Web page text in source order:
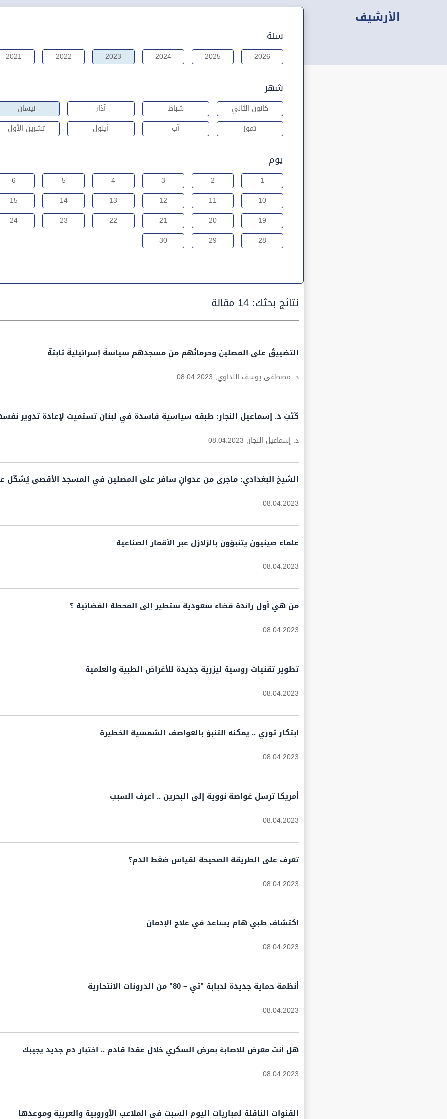
الأرشيف
سنة
2026
2025
2024
2023
2022
2021
شهر
كانون الثاني شباط آذار
نيسان
تموز
آب أيلول تشرين الأول
يوم
1
2
3
4
5
6
10
11
12
13
14
15
19
20
21
22
23
24
28
29
30
نتائج بحثك: 14 مقالة
التضييقُ على المصلين وحرمانُهم من مسجدهم سياسةٌ إسرائيليةٌ ثابتةٌ
د. مصطفى يوسف اللداوي, 08.04.2023
كَتَبَ د. إسماعيل النجار: طبقه سياسية فاسدة في لبنان تستميت لإعادة تدوير
د. إسماعيل النجار, 08.04.2023
الشيخ البغدادي: ماجرى من عدوانٍ سافر على المصلين في المسجد الأقصى يُشكّل
08.04.2023
علماء صينيون يتنبؤون بالزلازل عبر الأقمار الصناعية
08.04.2023
من هي أول رائدة فضاء سعودية ستطير إلى المحطة الفضائية ؟
08.04.2023
تطوير تقنيات روسية ليزرية جديدة للأغراض الطبية والعلمية
08.04.2023
ابتكار ثوري .. يمكنه التنبؤ بالعواصف الشمسية الخطيرة
08.04.2023
أمريكا ترسل غواصة نووية إلى البحرين .. اعرف السبب
08.04.2023
تعرف على الطريقة الصحيحة لقياس ضغط الدم؟
08.04.2023
اكتشاف طبي هام يساعد في علاج الإدمان
08.04.2023
أنظمة حماية جديدة لدبابة "تي – 80" من الدرونات الانتحارية
08.04.2023
هل أنت معرض للإصابة بمرض السكري خلال عقدا قادم .. اختبار دم جديد يجيبك
08.04.2023
القنوات الناقلة لمباريات اليوم السبت في الملاعب الأوروبية والعربية وموعدها